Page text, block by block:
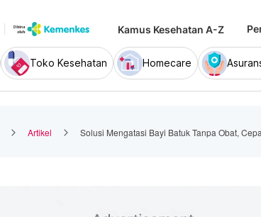
Kamus Kesehatan A-Z
Toko Kesehatan Homecare
Artikel Solusi Mengatasi Bayi Batuk Tanpa Obat,